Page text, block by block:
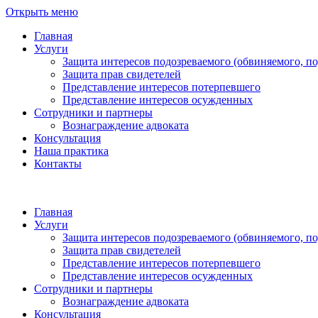
Открыть меню
Главная
Услуги
Защита интересов подозреваемого (обвиняемого,
Защита прав свидетелей
Представление интересов потерпевшего
Представление интересов осужденных
Сотрудники и партнеры
Вознаграждение адвоката
Консультация
Наша практика
Контакты
Главная
Услуги
Защита интересов подозреваемого (обвиняемого,
Защита прав свидетелей
Представление интересов потерпевшего
Представление интересов осужденных
Сотрудники и партнеры
Вознаграждение адвоката
Консультация